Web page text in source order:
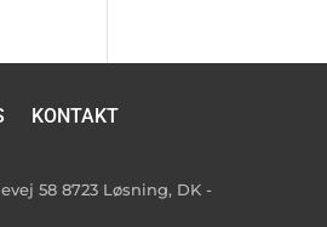
KONTAKT
58 8723 Løsning, DK -